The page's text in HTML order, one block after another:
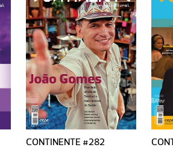
CONTINENTE #282